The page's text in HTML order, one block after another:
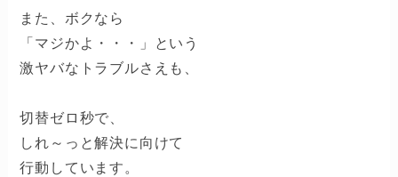
また、ボクなら
「マジかよ・・・」という
激ヤバなトラブルさえも、
切替ゼロ秒で、
しれ～っと解決に向けて
行動しています。